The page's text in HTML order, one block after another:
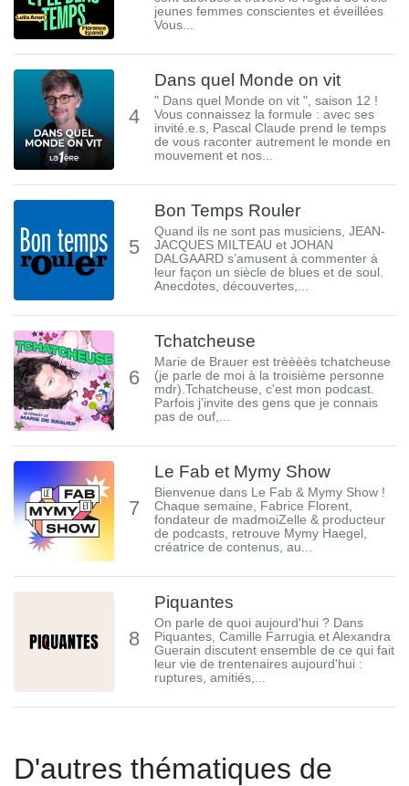
jeunes femmes conscientes et éveillées
Vous...
4
Dans quel Monde on vit
" Dans quel Monde on vit ", saison 12 !
Vous connaissez la formule : avec ses
invité.e.s, Pascal Claude prend le temps
de vous raconter autrement le monde en
mouvement et nos...
5
Bon Temps Rouler
Quand ils ne sont pas musiciens, JEAN-
JACQUES MILTEAU et JOHAN
DALGAARD s’amusent à commenter à
leur façon un siècle de blues et de soul.
Anecdotes, découvertes,...
6
Tchatcheuse
Marie de Brauer est trèèèès tchatcheuse
(je parle de moi à la troisième personne
mdr).Tchatcheuse, c'est mon podcast.
Parfois j'invite des gens que je connais
pas de ouf,...
7
Le Fab et Mymy Show
Bienvenue dans Le Fab & Mymy Show !
Chaque semaine, Fabrice Florent,
fondateur de madmoiZelle & producteur
de podcasts, retrouve Mymy Haegel,
créatrice de contenus, au...
8
Piquantes
On parle de quoi aujourd'hui ? Dans
Piquantes, Camille Farrugia et Alexandra
Guerain discutent ensemble de ce qui fait
leur vie de trentenaires aujourd'hui :
ruptures, amitiés,...
D'autres thématiques de